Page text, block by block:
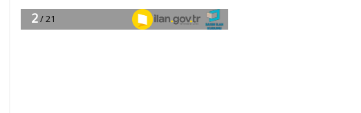
GÜNDEMDE NELER
OLMALI?